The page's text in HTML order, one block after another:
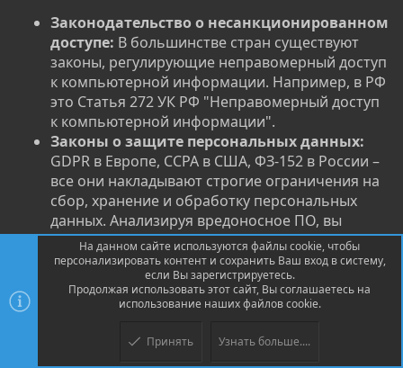
Законодательство о несанкционированном
доступе: В большинстве стран существуют
законы, регулирующие неправомерный доступ
к компьютерной информации. Например, в РФ
это Статья 272 УК РФ "Неправомерный доступ
к компьютерной информации".
Законы о защите персональных данных:
GDPR в Европе, CCPA в США, ФЗ-152 в России –
все они накладывают строгие ограничения на
сбор, хранение и обработку персональных
данных. Анализируя вредоносное ПО, вы
можете столкнуться с украденными данными,
и важно знать, как с ними обращаться, чтобы
не нарушить закон.
Законы о тайне связи:Перехват и анализ
разрешения или судебного ордера является
На данном сайте используются файлы cookie, чтобы
персонализировать контент и сохранить Ваш вход в систему,
если Вы зарегистрируетесь.
Продолжая использовать этот сайт, Вы соглашаетесь на
использование наших файлов cookie.
Принять Узнать больше....